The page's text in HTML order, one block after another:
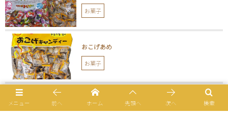
お菓子
おこげあめ
お菓子
ハニーバターチップ
メニュー 検索
前へ ホーム 先頭へ 次へ